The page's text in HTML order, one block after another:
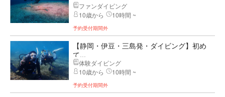
ファンダイビング
10歳から
10時間 ~
予約受付期間外
【静岡・伊豆・三島発・ダイビング】初め
て...
体験ダイビング
10歳から
10時間 ~
予約受付期間外